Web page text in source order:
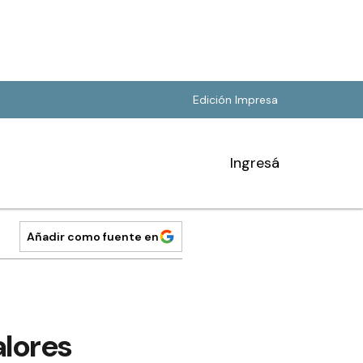
Edición Impresa
Ingresá
Añadir como fuente en